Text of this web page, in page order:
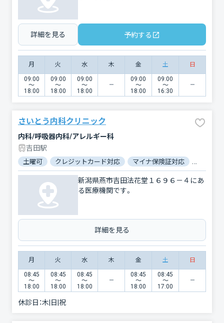
詳細を見る 予約する
月 火 水 木 金 土 日
09:00
〜
18:00
09:00
〜
18:00
09:00
〜
18:00
09:00
〜
18:00
09:00
〜
16:30
さいとう内科クリニック
内科/呼吸器内科/アレルギー科
吉田駅
土曜可 クレジットカード対応 マイナ保険証対応
新潟県燕市吉田法花堂１６９６－４にあ
る医療機関です。
詳細を見る
月 火 水 木 金 土 日
08:45
〜
18:00
08:45
〜
18:00
08:45
〜
18:00
08:45
〜
18:00
08:45
〜
17:00
休診日：木|日|祝